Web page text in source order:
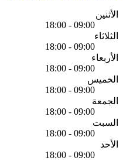
الأثنين
09:00 - 18:00
الثلاثاء
09:00 - 18:00
الأربعاء
09:00 - 18:00
الخميس
09:00 - 18:00
الجمعة
09:00 - 18:00
السبت
09:00 - 18:00
الأحد
09:00 - 18:00